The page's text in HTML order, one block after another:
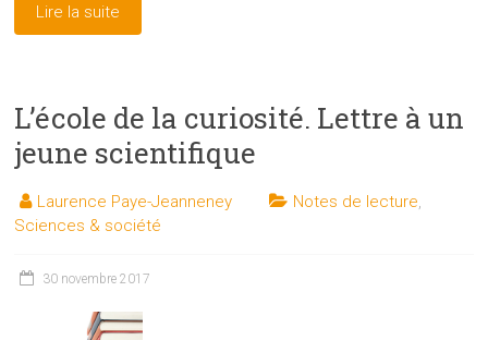
Lire la suite
L’école de la curiosité. Lettre à un
jeune scientifique
Laurence Paye-Jeanneney Notes de lecture,
Sciences & société
30 novembre 2017